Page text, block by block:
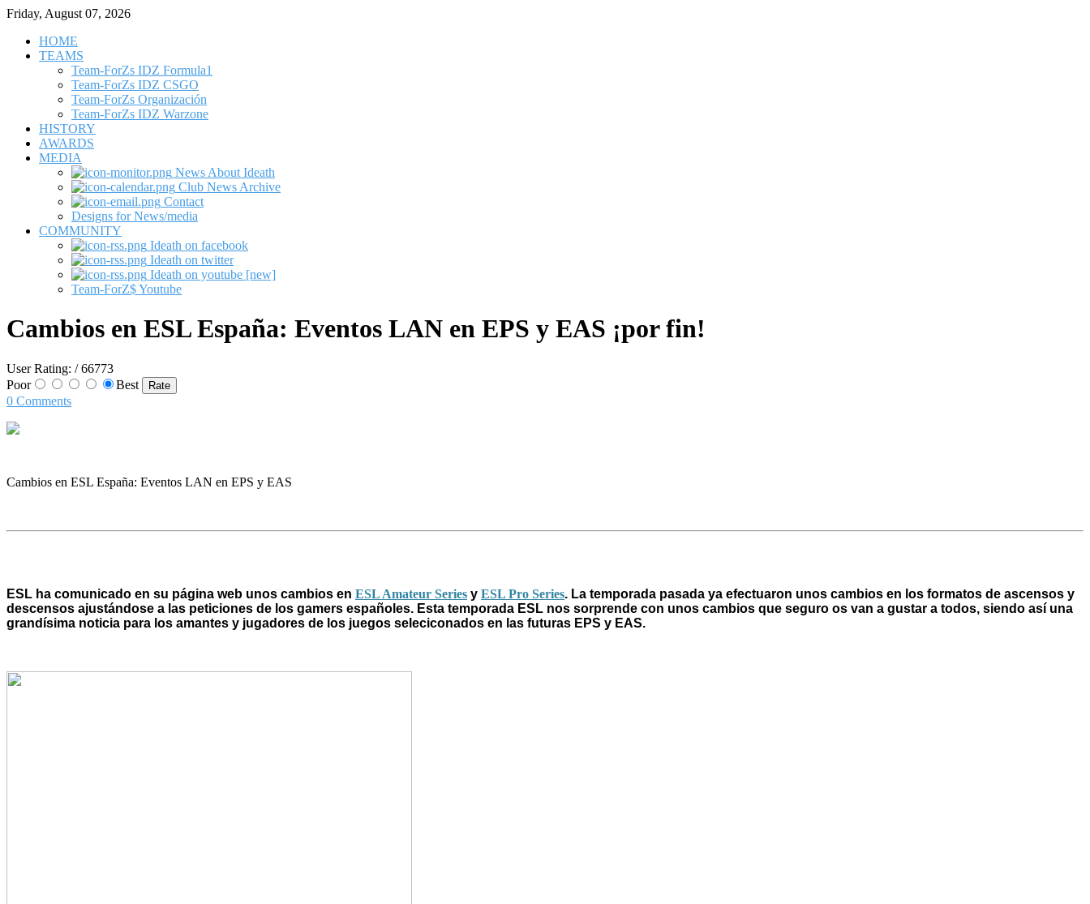
Friday, August 07, 2026
HOME
TEAMS
Team-ForZs IDZ Formula1
Team-ForZs IDZ CSGO
Team-ForZs Organización
Team-ForZs IDZ Warzone
HISTORY
AWARDS
MEDIA
News About Ideath
Club News Archive
Contact
Designs for News/media
COMMUNITY
Ideath on facebook
Ideath on twitter
Ideath on youtube [new]
Team-ForZ$ Youtube
Cambios en ESL España: Eventos LAN en EPS y EAS ¡por fin!
User Rating: / 66773
Poor
Best
0 Comments
Cambios en ESL España: Eventos LAN en EPS y EAS
ESL ha comunicado en su página web unos cambios en ESL Amateur Series y ESL Pro Series. La temporada pasada ya efectuaron unos cambios en los formatos de ascensos y
descensos ajustándose a las peticiones de los gamers españoles. Esta temporada ESL nos sorprende con unos cambios que seguro os van a gustar a todos, siendo así una
grandísima noticia para los amantes y jugadores de los juegos seleciconados en las futuras EPS y EAS.